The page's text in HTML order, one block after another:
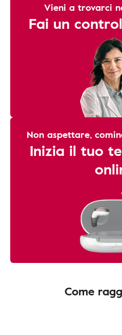
Vieni a trovarci
Fai un
Non aspettare,
Inizia il tuo
Come